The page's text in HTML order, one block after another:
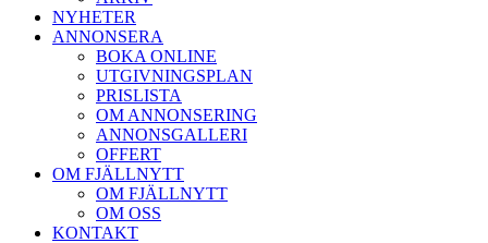
NYHETER
ANNONSERA
BOKA ONLINE
UTGIVNINGSPLAN
PRISLISTA
OM ANNONSERING
ANNONSGALLERI
OFFERT
OM FJÄLLNYTT
OM FJÄLLNYTT
OM OSS
KONTAKT